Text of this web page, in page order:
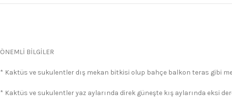
ÖNEMLİ BİLGİLER
* Kaktüs ve sukulentler dış mekan bitkisi olup bahçe balkon teras gibi
* Kaktüs ve sukulentler yaz aylarında direk güneşte kış aylarında eksi